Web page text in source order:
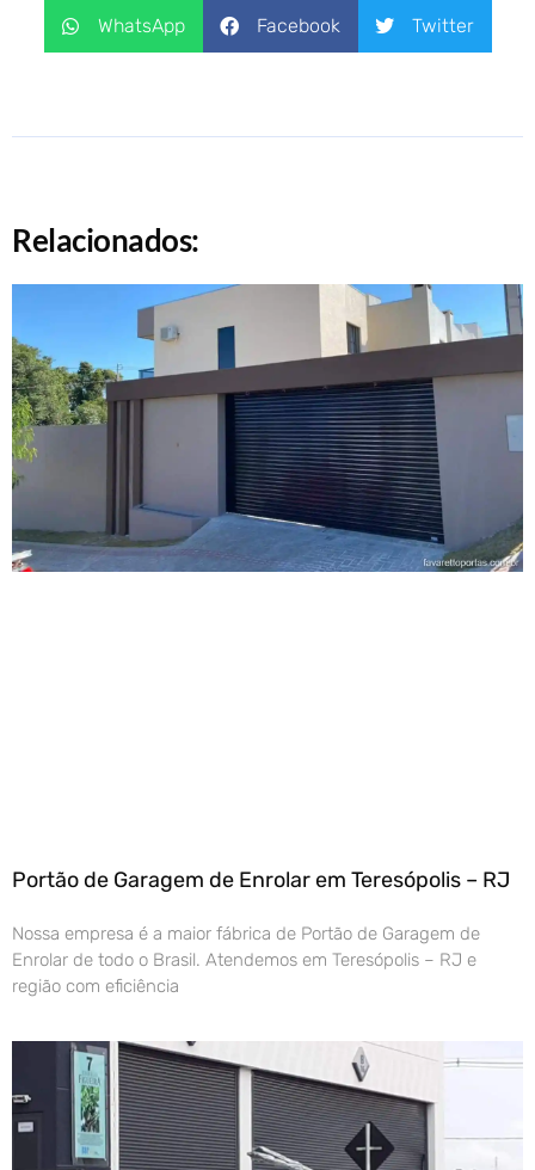
WhatsApp Facebook Twitter
Relacionados:
Portão de Garagem de Enrolar em Teresópolis – RJ
Nossa empresa é a maior fábrica de Portão de Garagem de
Enrolar de todo o Brasil. Atendemos em Teresópolis – RJ e
região com eficiência